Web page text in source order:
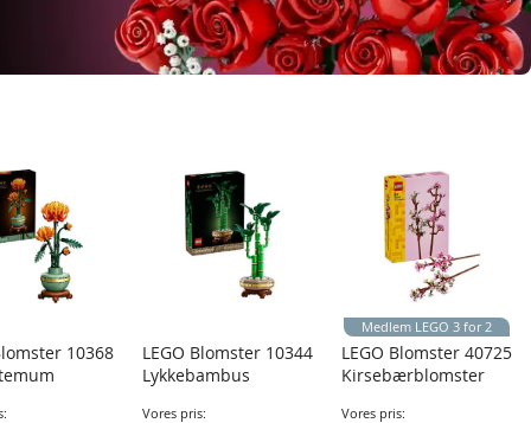
10368
LEGO Blomster 10344
Lykkebambus
Vores pris:
LEGO Blomster 40725
Kirsebærblomster
Vores pris:
Medlem LEGO 3 for 2